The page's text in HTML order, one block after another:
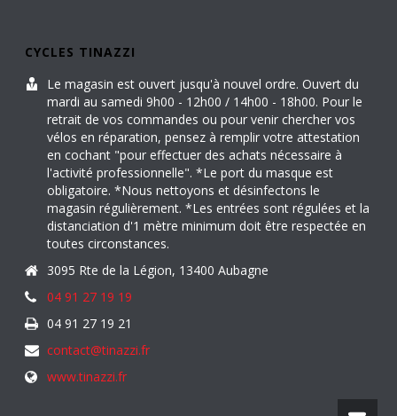
CYCLES TINAZZI
Le magasin est ouvert jusqu'à nouvel ordre. Ouvert du
mardi au samedi 9h00 - 12h00 / 14h00 - 18h00. Pour le
retrait de vos commandes ou pour venir chercher vos
vélos en réparation, pensez à remplir votre attestation
en cochant "pour effectuer des achats nécessaire à
l'activité professionnelle". *Le port du masque est
obligatoire. *Nous nettoyons et désinfectons le
magasin régulièrement. *Les entrées sont régulées et la
distanciation d'1 mètre minimum doit être respectée en
toutes circonstances.
3095 Rte de la Légion, 13400 Aubagne
04 91 27 19 19
04 91 27 19 21
contact@tinazzi.fr
www.tinazzi.fr